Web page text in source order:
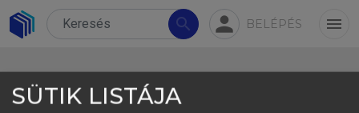
search person BELÉPÉS menu
SÜTIK LISTÁJA